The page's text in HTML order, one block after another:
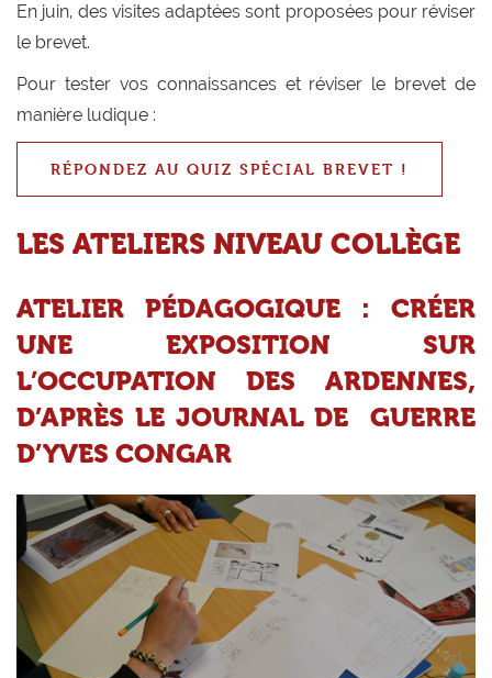
En juin, des visites adaptées sont proposées pour réviser
le brevet.
Pour tester vos connaissances et réviser le brevet de
manière ludique :
RÉPONDEZ AU QUIZ SPÉCIAL BREVET !
LES ATELIERS NIVEAU COLLÈGE
ATELIER PÉDAGOGIQUE : CRÉER
UNE EXPOSITION SUR
L’OCCUPATION DES ARDENNES,
D’APRÈS LE JOURNAL DE GUERRE
D’YVES CONGAR